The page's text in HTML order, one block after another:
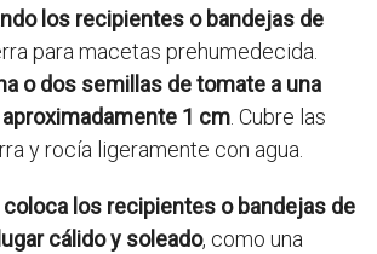
los recipientes o bandejas de
para macetas prehumedecida.
o dos semillas de tomate a una
1 cm . Cubre las
y rocía ligeramente con agua.
los recipientes o bandejas de
cálido y soleado, como una